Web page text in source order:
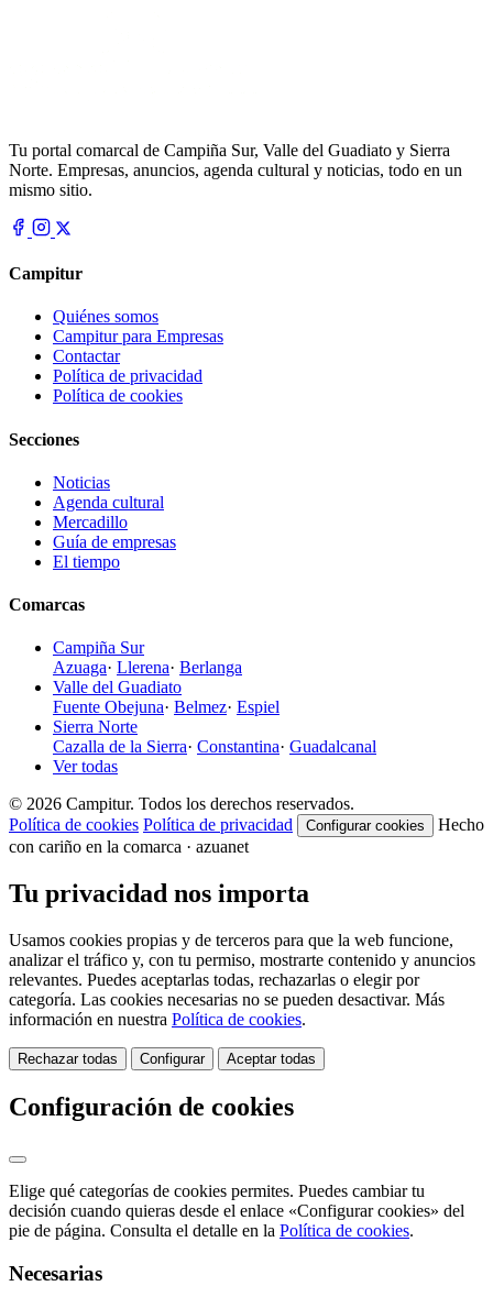
Tu portal comarcal de Campiña Sur, Valle del Guadiato y Sierra
Norte. Empresas, anuncios, agenda cultural y noticias, todo en un
mismo sitio.
Campitur
Quiénes somos
Campitur para Empresas
Contactar
Política de privacidad
Política de cookies
Secciones
Noticias
Agenda cultural
Mercadillo
Guía de empresas
El tiempo
Comarcas
Campiña Sur
Azuaga· Llerena· Berlanga
Valle del Guadiato
Fuente Obejuna· Belmez· Espiel
Sierra Norte
Cazalla de la Sierra· Constantina· Guadalcanal
Ver todas
© 2026 Campitur. Todos los derechos reservados.
Política de cookies Política de privacidad Configurar cookies
Hecho
con cariño en la comarca · azuanet
Tu privacidad nos importa
Usamos cookies propias y de terceros para que la web funcione,
analizar el tráfico y, con tu permiso, mostrarte contenido y anuncios
relevantes. Puedes aceptarlas todas, rechazarlas o elegir por
categoría. Las cookies necesarias no se pueden desactivar. Más
información en nuestra Política de cookies.
Rechazar todas Configurar Aceptar todas
Configuración de cookies
Elige qué categorías de cookies permites. Puedes cambiar tu
decisión cuando quieras desde el enlace «Configurar cookies» del
pie de página. Consulta el detalle en la Política de cookies.
Necesarias